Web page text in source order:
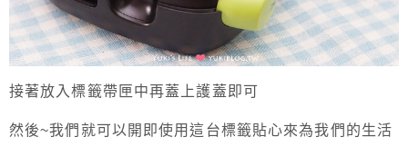
接著放入標籤帶匣中再蓋上護蓋即可
然後~我們就可以開即使用這台標籤貼心來為我們的生活